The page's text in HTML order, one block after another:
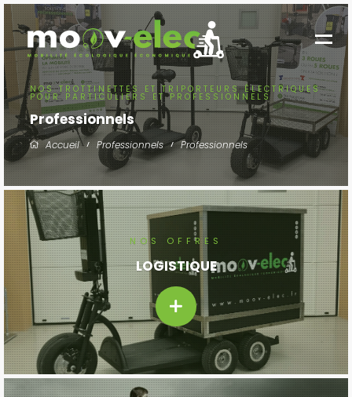
NOS TROTTINETTES ET TRIPORTEURS ÉLECTRIQUES
POUR PARTICULIERS ET PROFESSIONNELS
Professionnels
Accueil Professionnels Professionnels
NOS OFFRES
LOGISTIQUE